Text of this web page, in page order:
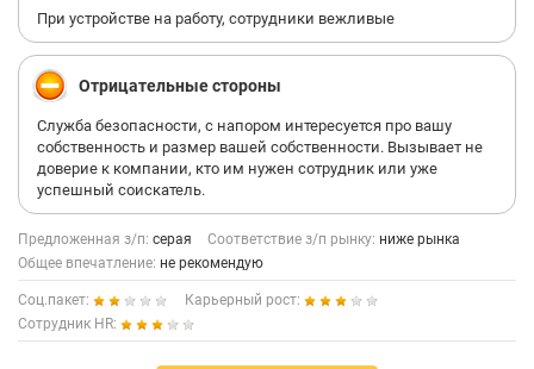
При устройстве на работу, сотрудники вежливые
Отрицательные стороны
Служба безопасности, с напором интересуется про вашу
собственность и размер вашей собственности. Вызывает не
доверие к компании, кто им нужен сотрудник или уже
успешный соискатель.
Предложенная з/п: серая Соответствие з/п рынку: ниже рынка
Общее впечатление: не рекомендую
Соц.пакет:
Карьерный рост:
Сотрудник HR: